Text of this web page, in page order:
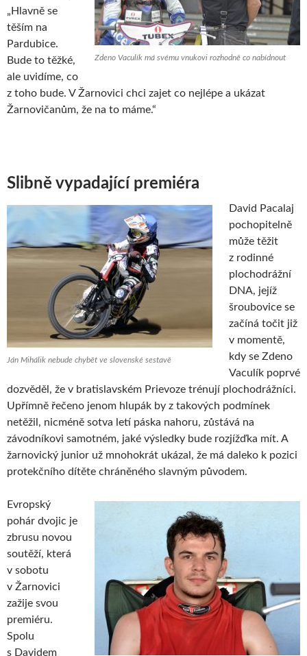
Zdeno Vaculík má svému vnukovi rozhodně co nabídnout
„Hlavně se
těším na
Pardubice.
Bude to těžké,
ale uvidíme, co
z toho bude. V Žarnovici chci zajet co nejlépe a ukázat
Žarnovičanům, že na to máme.“
Slibně vypadající premiéra
Ján Mihálik nebude chybět ve slovenské sestavě
David Pacalaj
pochopitelně
může těžit
z rodinné
plochodrážní
DNA, jejíž
šroubovice se
začíná točit již
v momentě,
kdy se Zdeno
Vaculík poprvé
dozvěděl, že v bratislavském Prievoze trénují plochodrážníci.
Upřímně řečeno jenom hlupák by z takových podmínek
netěžil, nicméně sotva letí páska nahoru, zůstává na
závodníkovi samotném, jaké výsledky bude rozjížďka mít. A
žarnovický junior už mnohokrát ukázal, že má daleko k pozici
protekčního dítěte chráněného slavným původem.
Evropský
pohár dvojic je
zbrusu novou
soutěží, která
v sobotu
v Žarnovici
zažije svou
premiéru.
Spolu
s Davidem